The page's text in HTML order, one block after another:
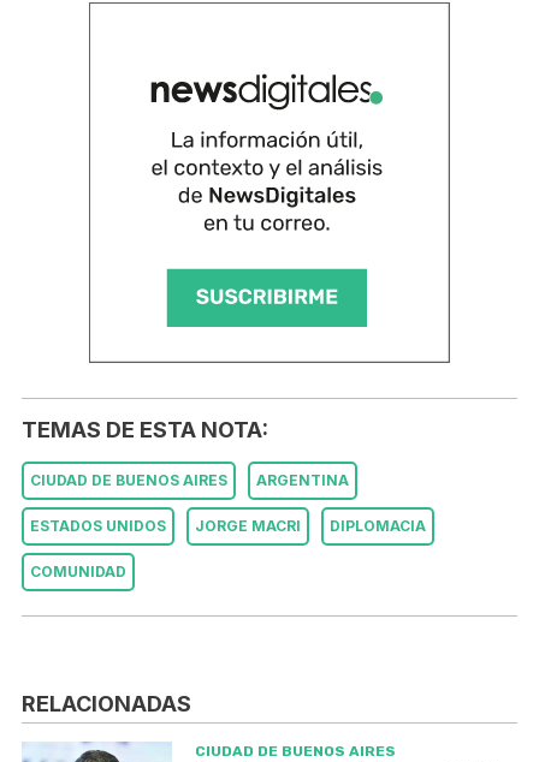
TEMAS DE ESTA NOTA:
CIUDAD DE BUENOS AIRES ARGENTINA
ESTADOS UNIDOS JORGE MACRI DIPLOMACIA
COMUNIDAD
RELACIONADAS
CIUDAD DE BUENOS AIRES